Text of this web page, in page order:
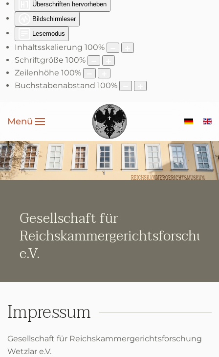
Überschriften hervorheben
Bildschirmleser
Lesemodus
Inhaltsskalierung 100%
Schriftgröße 100%
Zeilenhöhe 100%
Buchstabenabstand 100%
Menü
Gesellschaft für
Reichskammergerichtsforschung
e.V.
Impressum
Gesellschaft für Reichskammergerichtsforschung
Wetzlar e.V.